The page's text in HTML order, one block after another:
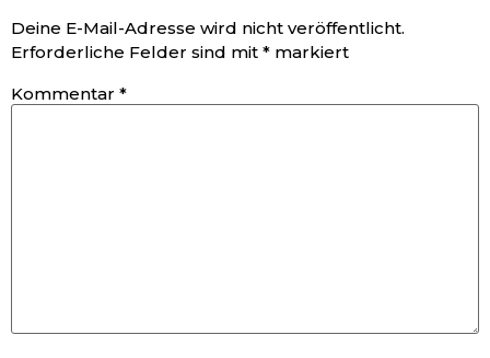
Deine E-Mail-Adresse wird nicht veröffentlicht.
Erforderliche Felder sind mit * markiert
Kommentar *